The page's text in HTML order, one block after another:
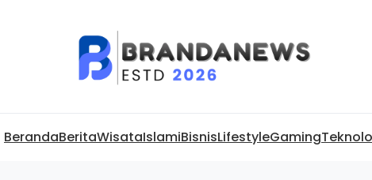
BerandaBeritaWisataIslamiBisnisLifestyleGaming